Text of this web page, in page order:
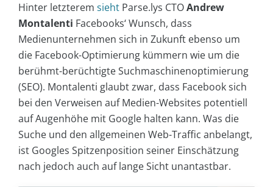
Hinter letzterem sieht Parse.lys CTOAndrew
Montalenti Facebooks‘ Wunsch, dass
Medienunternehmen sich in Zukunft ebenso um
die Facebook-Optimierung kümmern wie um die
berühmt-berüchtigte Suchmaschinenoptimierung
(SEO). Montalenti glaubt zwar, dass Facebook sich
bei den Verweisen auf Medien-Websites potentiell
auf Augenhöhe mit Google halten kann. Was die
Suche und den allgemeinen Web-Traffic anbelangt,
ist Googles Spitzenposition seiner Einschätzung
nach jedoch auch auf lange Sicht unantastbar.